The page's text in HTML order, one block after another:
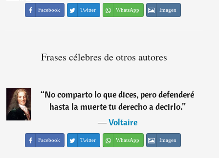
Facebook Twitter WhatsApp Imagen
Frases célebres de otros autores
“No comparto lo que dices, pero defenderé
hasta la muerte tu derecho a decirlo.”
―Voltaire
Facebook Twitter WhatsApp Imagen